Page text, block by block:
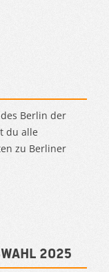
Berlin der
du alle
zu Berliner
2025